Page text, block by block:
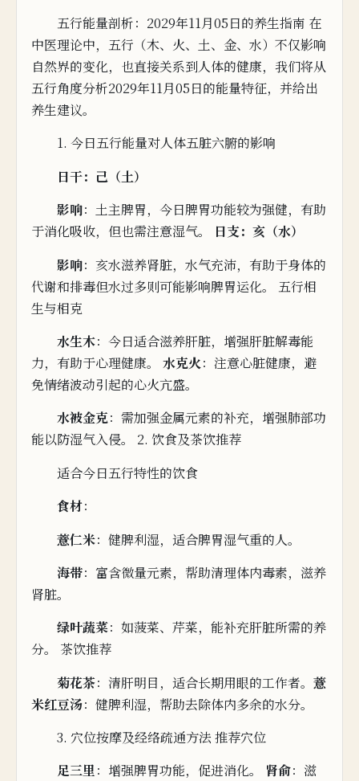
五行能量剖析：2029年11月05日的养生指南 在
中医理论中，五行（木、火、土、金、水）不仅影响
自然界的变化，也直接关系到人体的健康，我们将从
五行角度分析2029年11月05日的能量特征，并给出
养生建议。
1. 今日五行能量对人体五脏六腑的影响
日干：己（土）
影响：土主脾胃，今日脾胃功能较为强健，有助
于消化吸收， 但也需注意湿气。 日支： 亥（水）
影响：亥水滋养肾脏，水气充沛，有助于身体的
代谢和排毒但水过多则可能影响脾胃运化。 五行相
生与相克
水生木：今日适合滋养肝脏，增强肝脏解毒能
力，有助于心理健康。 水克火： 注意心脏健康，避
免情绪波动引起的心火亢盛。
水被金克：需加强金属元素的补充，增强肺部功
能以防湿气入侵。 2. 饮食及茶饮推荐
适合今日五行特性的饮食
食材：
薏仁米： 健脾利湿，适合脾胃湿气重的人。
海带：富含微量元素，帮助清理体内毒素，滋养
肾脏。
绿叶蔬菜：如菠菜、芹菜，能补充肝脏所需的养
分。 茶饮推荐
菊花茶：清肝明目，适合长期用眼的工作者。 薏
米红豆汤： 健脾利湿，帮助去除体内多余的水分。
3. 穴位按摩及经络疏通方法 推荐穴位
足三里 ：增强脾胃功能，促进消化。 肾俞：滋